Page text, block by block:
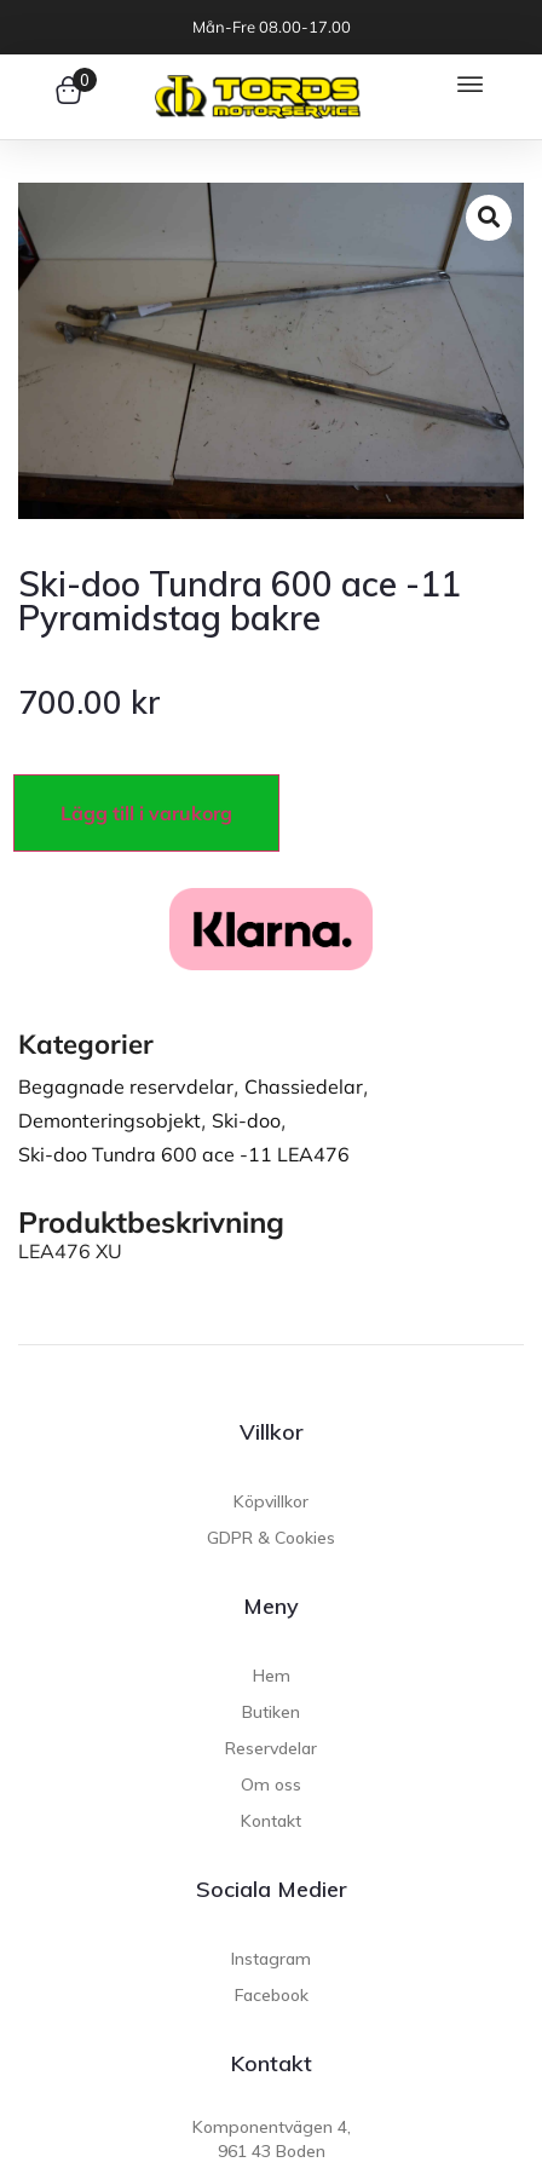
Mån-Fre 08.00-17.00
0
Ski-doo Tundra 600 ace -11
Pyramidstag bakre
700.00 kr
Lägg till i varukorg
Kategorier
Begagnade reservdelar, Chassiedelar,
Demonteringsobjekt, Ski-doo,
Ski-doo Tundra 600 ace -11 LEA476
Produktbeskrivning
LEA476 XU
Villkor
Köpvillkor
GDPR & Cookies
Meny
Hem
Butiken
Reservdelar
Om oss
Kontakt
Sociala Medier
Instagram
Facebook
Kontakt
Komponentvägen 4,
961 43 Boden